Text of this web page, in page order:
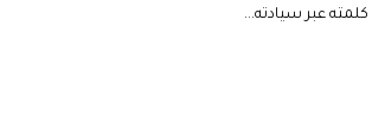
عبر سيادته...